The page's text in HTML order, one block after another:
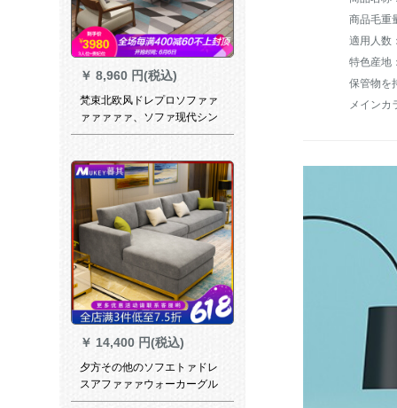
￥ 8,960 円(税込)
梵束北欧风ドレプロソファァ
ァァァァァ、ソファ现代シン
プロサーズ家具1人挂け位置
￥ 14,400 円(税込)
夕方その他のソフエトァドレ
スアファァァウォーカーグル
ープみあわせせせせせせてく
商品毛重
適用人数
特色産地
保管物を
メインカ